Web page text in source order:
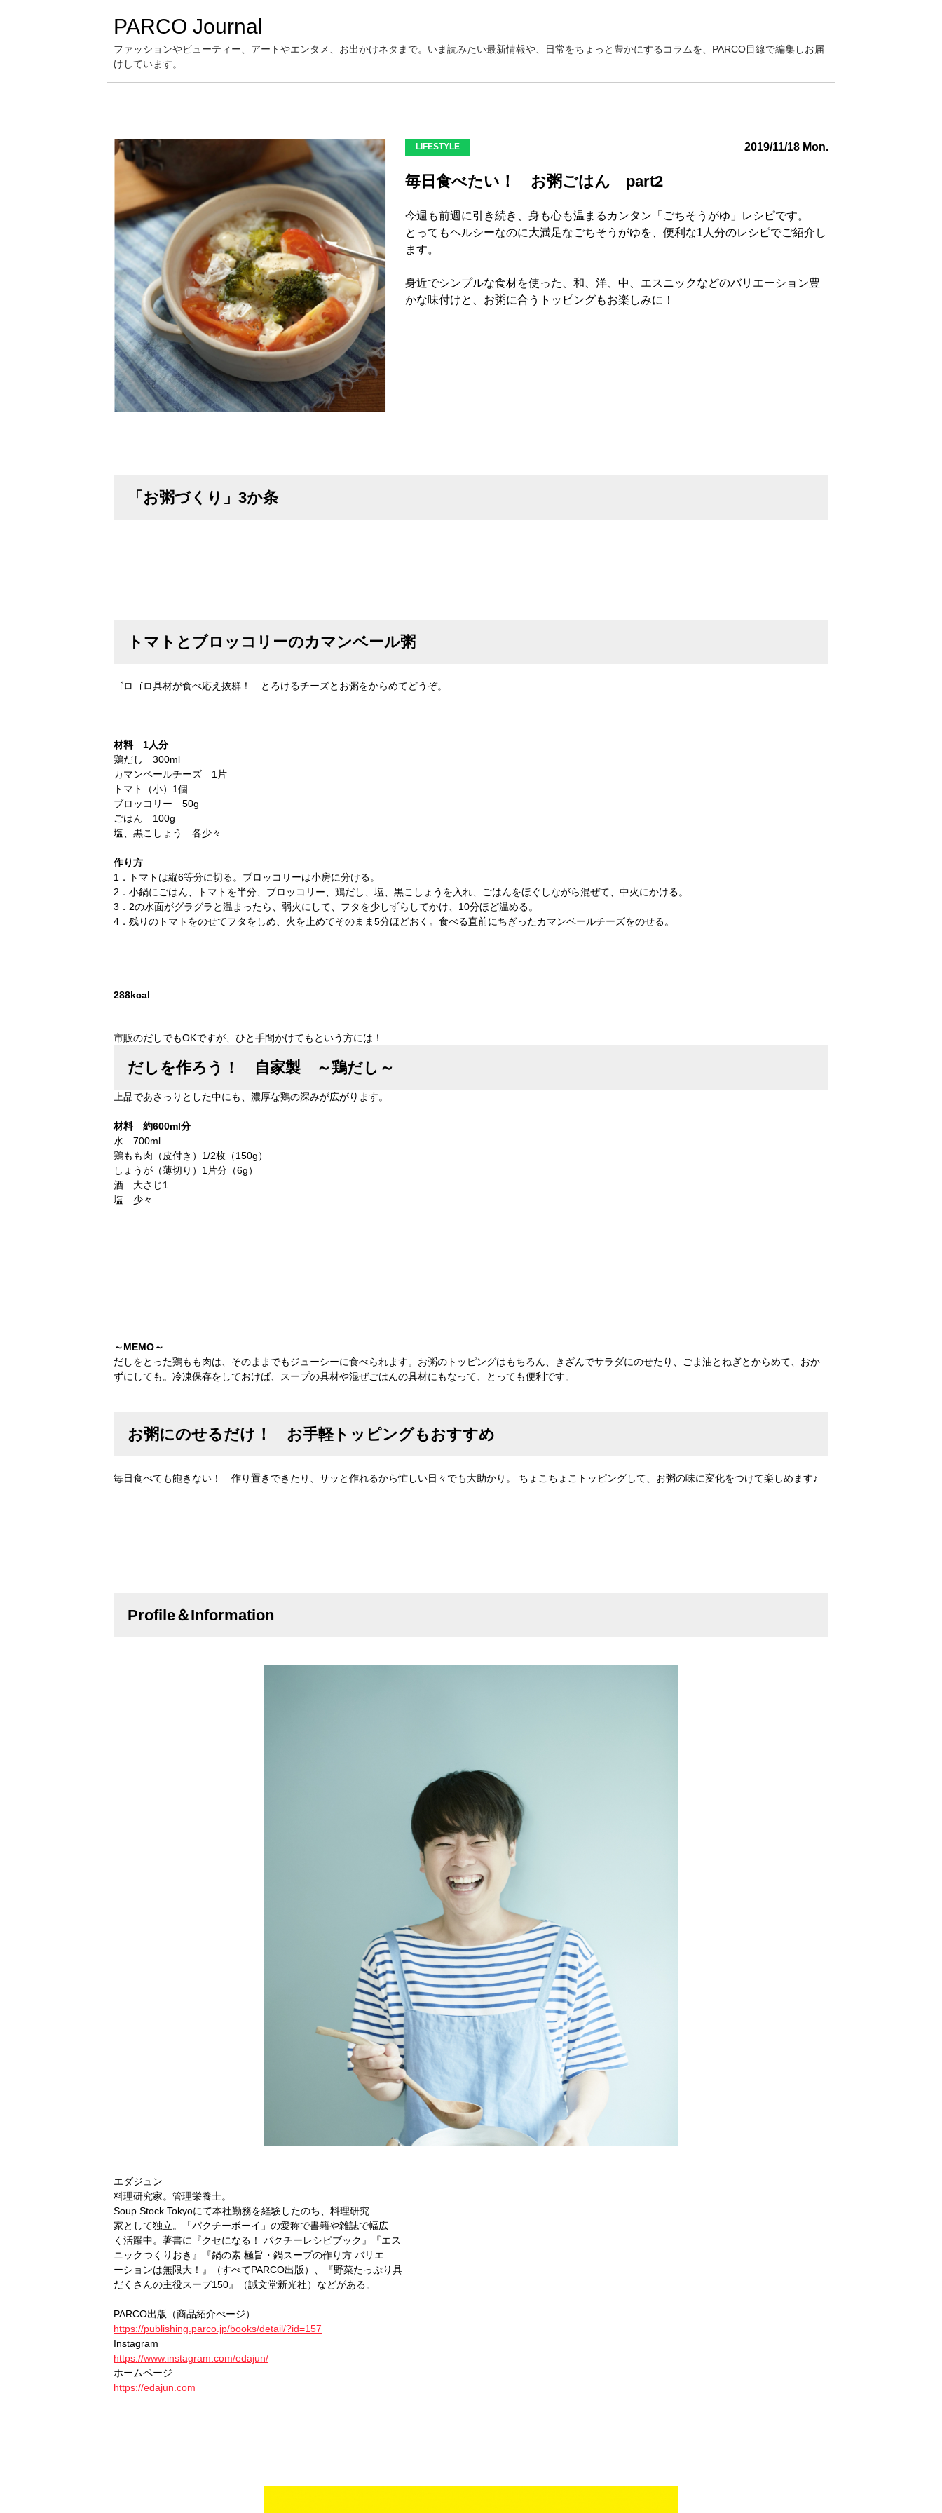
PARCO Journal
ファッションやビューティー、アートやエンタメ、お出かけネタまで。いま読みたい最新情報や、日常をちょっと豊かにするコラムを、PARCO目線で編集しお届
けしています。
LIFESTYLE 2019/11/18 Mon.
毎日食べたい！ お粥ごはん part2
今週も前週に引き続き、身も心も温まるカンタン「ごちそうがゆ」レシピです。
とってもヘルシーなのに大満足なごちそうがゆを、便利な1人分のレシピでご紹介し
ます。
身近でシンプルな食材を使った、和、洋、中、エスニックなどのバリエーション豊
かな味付けと、お粥に合うトッピングもお楽しみに！
「お粥づくり」3か条
トマトとブロッコリーのカマンベール粥
ゴロゴロ具材が食べ応え抜群！ とろけるチーズとお粥をからめてどうぞ。
材料 1人分
鶏だし 300ml
カマンベールチーズ 1片
トマト（小）1個
ブロッコリー 50g
ごはん 100g
塩、黒こしょう 各少々
作り方
1．トマトは縦6等分に切る。ブロッコリーは小房に分ける。
2．小鍋にごはん、トマトを半分、ブロッコリー、鶏だし、塩、黒こしょうを入れ、ごはんをほぐしながら混ぜて、中火にかける。
3．2の水面がグラグラと温まったら、弱火にして、フタを少しずらしてかけ、10分ほど温める。
4．残りのトマトをのせてフタをしめ、火を止めてそのまま5分ほどおく。食べる直前にちぎったカマンベールチーズをのせる。
288kcal
市販のだしでもOKですが、ひと手間かけてもという方には！
だしを作ろう！ 自家製 ～鶏だし～
上品であさっりとした中にも、濃厚な鶏の深みが広がります。
材料 約600ml分
水 700ml
鶏もも肉（皮付き）1/2枚（150g）
しょうが（薄切り）1片分（6g）
酒 大さじ1
塩 少々
～MEMO～
だしをとった鶏もも肉は、そのままでもジューシーに食べられます。お粥のトッピングはもちろん、きざんでサラダにのせたり、ごま油とねぎとからめて、おか
ずにしても。冷凍保存をしておけば、スープの具材や混ぜごはんの具材にもなって、とっても便利です。
お粥にのせるだけ！ お手軽トッピングもおすすめ
毎日食べても飽きない！ 作り置きできたり、サッと作れるから忙しい日々でも大助かり。 ちょこちょこトッピングして、お粥の味に変化をつけて楽しめます♪
Profile＆Information
エダジュン
料理研究家。管理栄養士。
Soup Stock Tokyoにて本社勤務を経験したのち、料理研究
家として独立。「パクチーボーイ」の愛称で書籍や雑誌で幅広
く活躍中。著書に『クセになる！ パクチーレシピブック』『エス
ニックつくりおき』『鍋の素 極旨・鍋スープの作り方 バリエ
ーションは無限大！』（すべてPARCO出版）、『野菜たっぷり具
だくさんの主役スープ150』（誠文堂新光社）などがある。
PARCO出版（商品紹介ぺージ）
https://publishing.parco.jp/books/detail/?id=157
Instagram
https://www.instagram.com/edajun/
ホームページ
https://edajun.com